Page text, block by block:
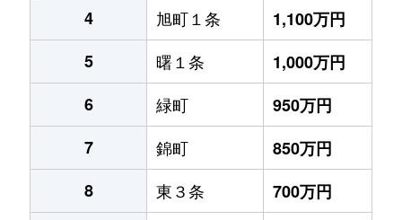
4
旭町１条
1,100万円
5
曙１条
1,000万円
6
緑町
950万円
7
錦町
850万円
8
東３条
700万円